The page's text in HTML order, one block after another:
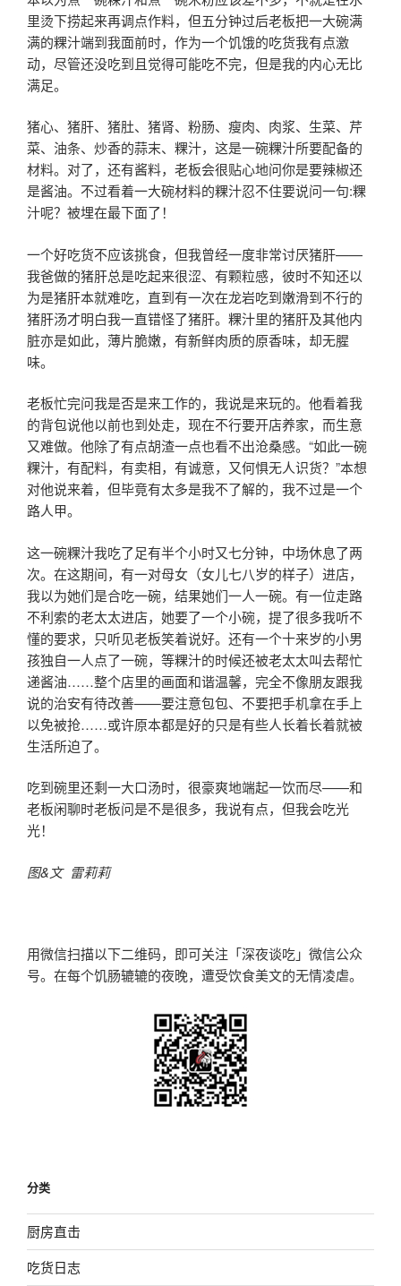
里烫下捞起来再调点作料，但五分钟过后老板把一大碗满
满的粿汁端到我面前时，作为一个饥饿的吃货我有点激
动，尽管还没吃到且觉得可能吃不完，但是我的内心无比
满足。
猪心、猪肝、猪肚、猪肾、粉肠、瘦肉、肉浆、生菜、芹
菜、油条、炒香的蒜末、粿汁，这是一碗粿汁所要配备的
材料。对了，还有酱料，老板会很贴心地问你是要辣椒还
是酱油。不过看着一大碗材料的粿汁忍不住要说问一句:粿
汁呢？被埋在最下面了！
一个好吃货不应该挑食，但我曾经一度非常讨厌猪肝——
我爸做的猪肝总是吃起来很涩、有颗粒感，彼时不知还以
为是猪肝本就难吃，直到有一次在龙岩吃到嫩滑到不行的
猪肝汤才明白我一直错怪了猪肝。粿汁里的猪肝及其他内
脏亦是如此，薄片脆嫩，有新鲜肉质的原香味，却无腥
味。
老板忙完问我是否是来工作的，我说是来玩的。他看着我
的背包说他以前也到处走，现在不行要开店养家，而生意
又难做。他除了有点胡渣一点也看不出沧桑感。“如此一碗
粿汁，有配料，有卖相，有诚意，又何惧无人识货？”本想
对他说来着，但毕竟有太多是我不了解的，我不过是一个
路人甲。
这一碗粿汁我吃了足有半个小时又七分钟，中场休息了两
次。在这期间，有一对母女（女儿七八岁的样子）进店，
我以为她们是合吃一碗，结果她们一人一碗。有一位走路
不利索的老太太进店，她要了一个小碗，提了很多我听不
懂的要求，只听见老板笑着说好。还有一个十来岁的小男
孩独自一人点了一碗，等粿汁的时候还被老太太叫去帮忙
递酱油……整个店里的画面和谐温馨，完全不像朋友跟我
说的治安有待改善——要注意包包、不要把手机拿在手上
以免被抢……或许原本都是好的只是有些人长着长着就被
生活所迫了。
吃到碗里还剩一大口汤时，很豪爽地端起一饮而尽——和
老板闲聊时老板问是不是很多，我说有点，但我会吃光
光！
图&文 雷莉莉
用微信扫描以下二维码，即可关注「深夜谈吃」微信公众
号。在每个饥肠辘辘的夜晚，遭受饮食美文的无情凌虐。
分类
厨房直击
吃货日志